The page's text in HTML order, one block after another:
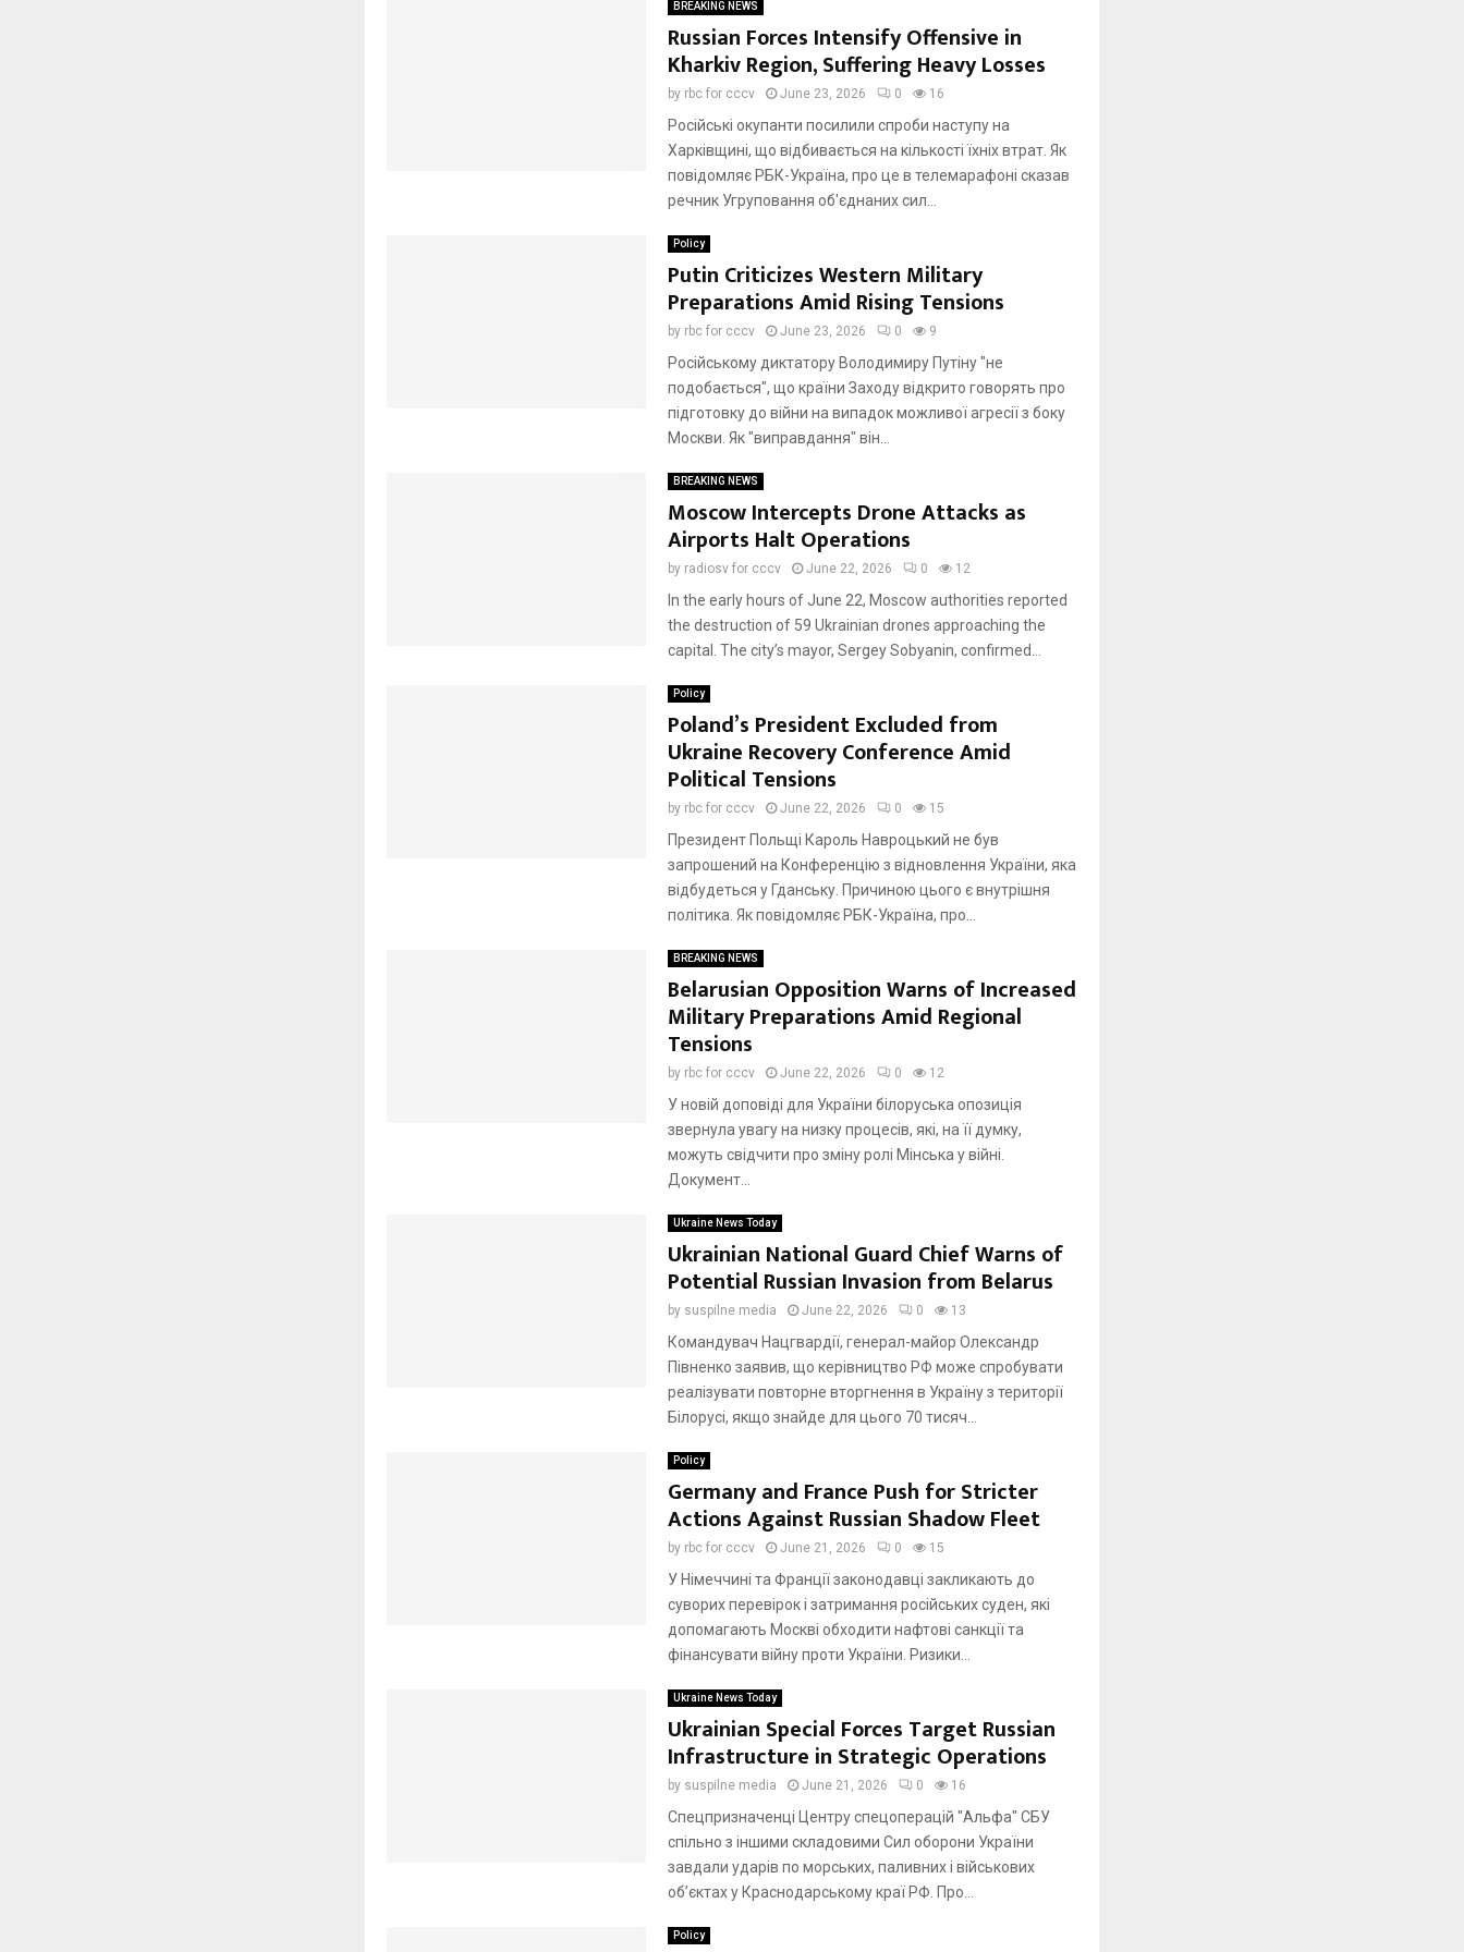
BREAKING NEWS
Russian Forces Intensify Offensive in
Kharkiv Region, Suffering Heavy Losses
by rbc for cccv June 23, 2026 0 16
Російські окупанти посилили спроби наступу на
Харківщині, що відбивається на кількості їхніх втрат. Як
повідомляє РБК-Україна, про це в телемарафоні сказав
речник Угруповання об'єднаних сил...
Policy
Putin Criticizes Western Military
Preparations Amid Rising Tensions
by rbc for cccv June 23, 2026 0 9
Російському диктатору Володимиру Путіну "не
подобається", що країни Заходу відкрито говорять про
підготовку до війни на випадок можливої агресії з боку
Москви. Як "виправдання" він...
BREAKING NEWS
Moscow Intercepts Drone Attacks as
Airports Halt Operations
by radiosv for cccv June 22, 2026 0 12
In the early hours of June 22, Moscow authorities reported
the destruction of 59 Ukrainian drones approaching the
capital. The city’s mayor, Sergey Sobyanin, confirmed...
Policy
Poland’s President Excluded from
Ukraine Recovery Conference Amid
Political Tensions
by rbc for cccv June 22, 2026 0 15
Президент Польщі Кароль Навроцький не був
запрошений на Конференцію з відновлення України, яка
відбудеться у Гданську. Причиною цього є внутрішня
політика. Як повідомляє РБК-Україна, про...
BREAKING NEWS
Belarusian Opposition Warns of Increased
Military Preparations Amid Regional
Tensions
by rbc for cccv June 22, 2026 0 12
У новій доповіді для України білоруська опозиція
звернула увагу на низку процесів, які, на її думку,
можуть свідчити про зміну ролі Мінська у війні.
Документ...
Ukraine News Today
Ukrainian National Guard Chief Warns of
Potential Russian Invasion from Belarus
by suspilne media June 22, 2026 0 13
Командувач Нацгвардії, генерал-майор Олександр
Півненко заявив, що керівництво РФ може спробувати
реалізувати повторне вторгнення в Україну з території
Білорусі, якщо знайде для цього 70 тисяч...
Policy
Germany and France Push for Stricter
Actions Against Russian Shadow Fleet
by rbc for cccv June 21, 2026 0 15
У Німеччині та Франції законодавці закликають до
суворих перевірок і затримання російських суден, які
допомагають Москві обходити нафтові санкції та
фінансувати війну проти України. Ризики...
Ukraine News Today
Ukrainian Special Forces Target Russian
Infrastructure in Strategic Operations
by suspilne media June 21, 2026 0 16
Спецпризначенці Центру спецоперацій "Альфа" СБУ
спільно з іншими складовими Сил оборони України
завдали ударів по морських, паливних і військових
об’єктах у Краснодарському краї РФ. Про...
Policy